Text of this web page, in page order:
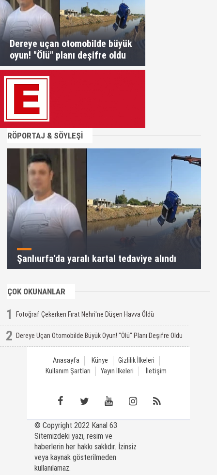
Dereye uçan otomobilde büyük
oyun! "Ölü" planı deşifre oldu
RÖPORTAJ & SÖYLEŞİ
Şanlıurfa'da yaralı kartal tedaviye alındı
ÇOK OKUNANLAR
1 Fotoğraf Çekerken Fırat Nehri'ne Düşen Havva Öldü
2 Dereye Uçan Otomobilde Büyük Oyun! "Ölü" Planı Deşifre Oldu
Anasayfa Künye
Gizlilik İlkeleri
Kullanım Şartları
Yayın İlkeleri İletişim
© Copyright 2022 Kanal 63
Sitemizdeki yazı, resim ve
haberlerin her hakkı saklıdır. İzinsiz
veya kaynak gösterilmeden
kullanılamaz.